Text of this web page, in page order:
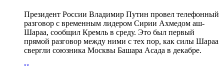
Президент России Владимир Путин провел телефонный
разговор с временным лидером Сирии Ахмедом аш-
Шараа, сообщил Кремль в среду. Это был первый
прямой разговор между ними с тех пор, как силы Шараа
свергли союзника Москвы Башара Асада в декабре.